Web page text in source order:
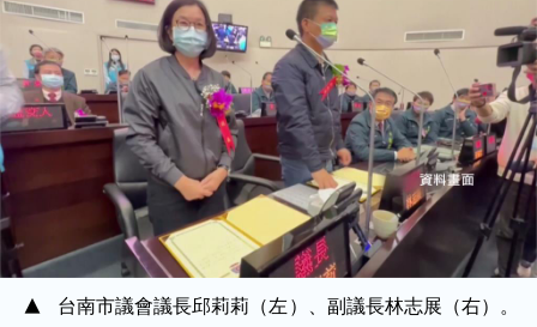
台南市議會議長邱莉莉（左）、副議長林志展（右）。